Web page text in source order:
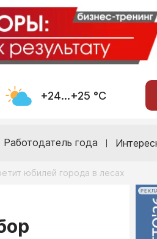
+24...+25 °С
Работодатель года
юбилей города в лесах